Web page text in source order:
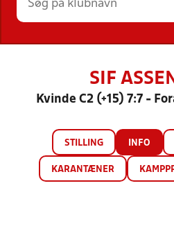
SIF
Kvinde C2 (+15) 7:7 -
STILLING INFO
KARANTÆNER